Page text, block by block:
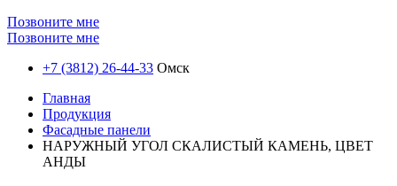
Позвоните мне
Позвоните мне
+7 (3812) 26-44-33 Омск
Главная
Продукция
Фасадные панели
НАРУЖНЫЙ УГОЛ СКАЛИСТЫЙ КАМЕНЬ, ЦВЕТ
АНДЫ